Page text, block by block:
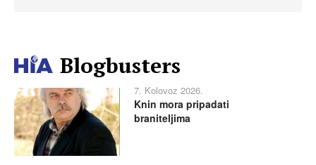
Blogbusters
7. Kolovoz 2026.
Knin mora pripadati
braniteljima